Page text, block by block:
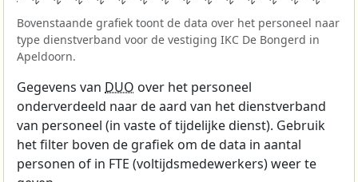
Bovenstaande grafiek toont de data over het personeel naar
type dienstverband voor de vestiging IKC De Bongerd in
Apeldoorn.
Gegevens van DUO over het personeel
onderverdeeld naar de aard van het dienstverband
van personeel (in vaste of tijdelijke dienst). Gebruik
het filter boven de grafiek om de data in aantal
personen of in FTE (voltijdsmedewerkers) weer te